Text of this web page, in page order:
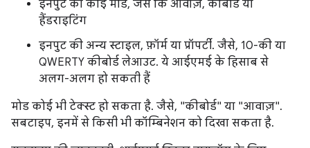
इनपुट का कोई मोड, जैसे कि आवाज़, कीबोर्ड या
हैंडराइटिंग
इनपुट की अन्य स्टाइल, फ़ॉर्म या प्रॉपर्टी. जैसे, 10-की या
QWERTY कीबोर्ड लेआउट. ये आईएमई के हिसाब से
अलग-अलग हो सकती हैं
मोड कोई भी टेक्स्ट हो सकता है. जैसे, "कीबोर्ड" या "आवाज़".
सबटाइप, इनमें से किसी भी कॉम्बिनेशन को दिखा सकता है.